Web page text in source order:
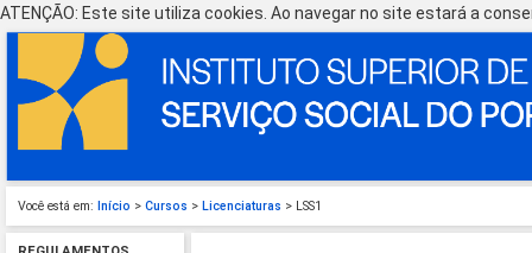
ATENÇÃO: Este site utiliza cookies. Ao navegar no site estará a
Você está em: Início > Cursos > Licenciaturas > LSS1